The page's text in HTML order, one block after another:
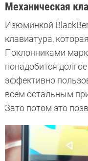
Механическая
Изюминкой
клавиатура,
Поклонниками
понадобится
эффективно
всем остальным
Зато потом это